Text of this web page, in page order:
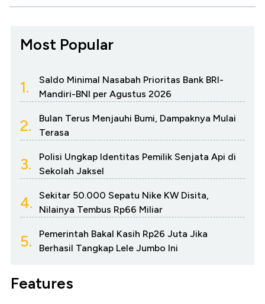
Most Popular
1.
Saldo Minimal Nasabah Prioritas Bank BRI-
Mandiri-BNI per Agustus 2026
2.
Bulan Terus Menjauhi Bumi, Dampaknya Mulai
Terasa
3.
Polisi Ungkap Identitas Pemilik Senjata Api di
Sekolah Jaksel
4.
Sekitar 50.000 Sepatu Nike KW Disita,
Nilainya Tembus Rp66 Miliar
5.
Pemerintah Bakal Kasih Rp26 Juta Jika
Berhasil Tangkap Lele Jumbo Ini
Features